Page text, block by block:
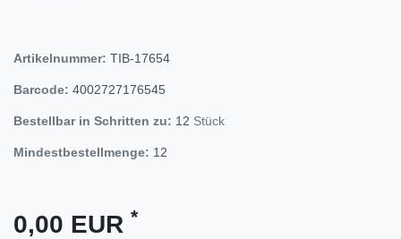
Artikelnummer: TIB-17654
Barcode: 4002727176545
Bestellbar in Schritten zu: 12 Stück
Mindestbestellmenge: 12
0,00 EUR *